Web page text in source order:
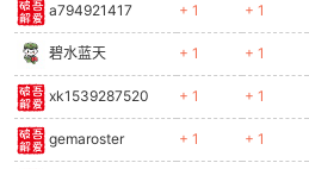
a794921417 + 1 + 1
碧水蓝天 + 1 + 1
xk1539287520 + 1 + 1
gemaroster + 1 + 1